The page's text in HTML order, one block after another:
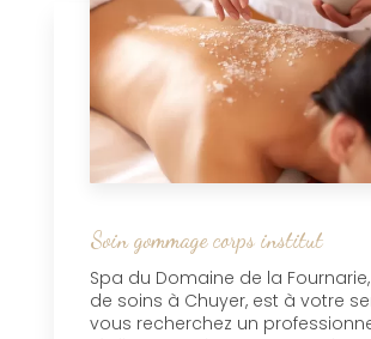
Soin gommage corps institut
Spa du Domaine de la
de soins à Chuyer, est à votre
vous recherchez un